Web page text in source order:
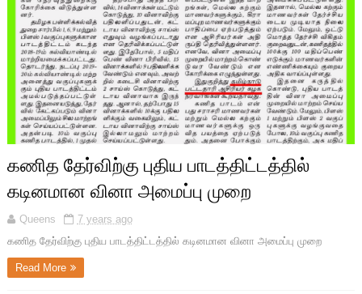
கணித தேர்விற்கு புதிய பாடத்திட்டத்தில்
கடினமான வினா அமைப்பு முறை
Queens
7 years ago
கணித தேர்விற்கு புதிய பாடத்திட்டத்தில் கடினமான வினா அமைப்பு முறை
Read More